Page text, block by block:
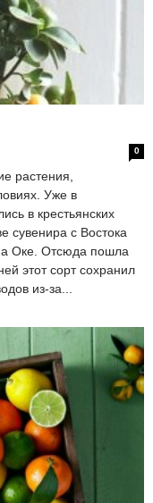
0
растения,
Уже в
в крестьянских
сувенира с Востока
Оке. Отсюда пошла
этот сорт сохранил
из-за...